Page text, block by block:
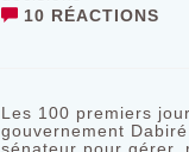
10 RÉACTIONS
Les 100 premiers
gouvernement